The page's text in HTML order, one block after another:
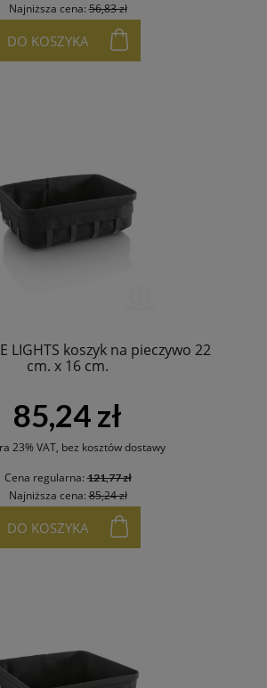
Najniższa cena:56,83 zł
DO KOSZYKA
LIGHTS koszyk na pieczywo 22
cm. x 16 cm.
85,24 zł
23% VAT, bez kosztów dostawy
Cena regularna:121,77 zł
Najniższa cena:85,24 zł
DO KOSZYKA